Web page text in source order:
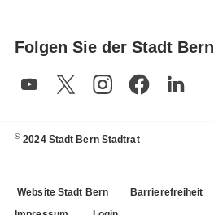
Folgen Sie der Stadt Bern
© 2024 Stadt Bern Stadtrat
Website Stadt Bern Barrierefreiheit